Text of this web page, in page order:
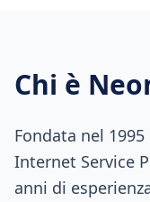
Chi è
Fondata nel
Internet Service
anni di